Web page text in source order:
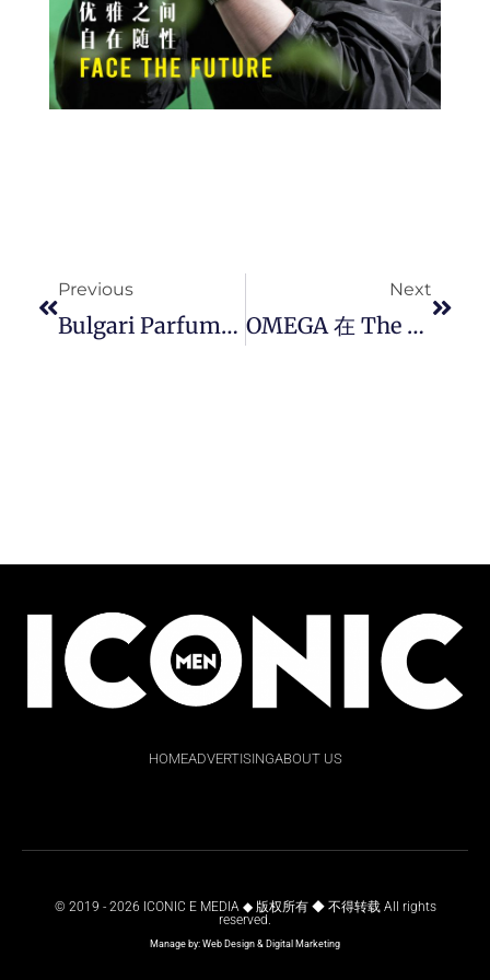
Previous
Bulgari Parfums 推出崭新 ALLEGRA Art Of Living 香氛蜡烛系列 ，沉浸式感受来自罗马的香氛艺术。
Next
OMEGA 在 The Exchange TRX 打造 Christmas Pavilion 红色圣诞展馆，探索节日的华丽与精准之美。
HOMEADVERTISINGABOUT US
© 2019 - 2026 ICONIC E MEDIA ◆ 版权所有 ◆ 不得转载 All rights
reserved.
Manage by: Web Design & Digital Marketing